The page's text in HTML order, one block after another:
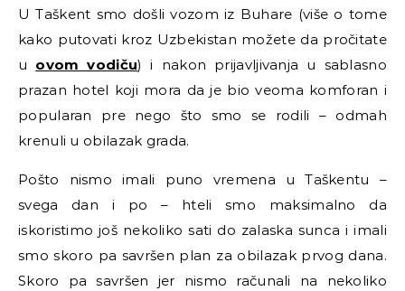
U Taškent smo došli vozom iz Buhare (više o tome
kako putovati kroz Uzbekistan možete da pročitate
u ovom vodiču) i nakon prijavljivanja u sablasno
prazan hotel koji mora da je bio veoma komforan i
popularan pre nego što smo se rodili – odmah
krenuli u obilazak grada.
Pošto nismo imali puno vremena u Taškentu –
svega dan i po – hteli smo maksimalno da
iskoristimo još nekoliko sati do zalaska sunca i imali
smo skoro pa savršen plan za obilazak prvog dana.
Skoro pa savršen jer nismo računali na nekoliko